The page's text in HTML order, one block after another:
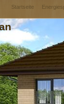
Startseite